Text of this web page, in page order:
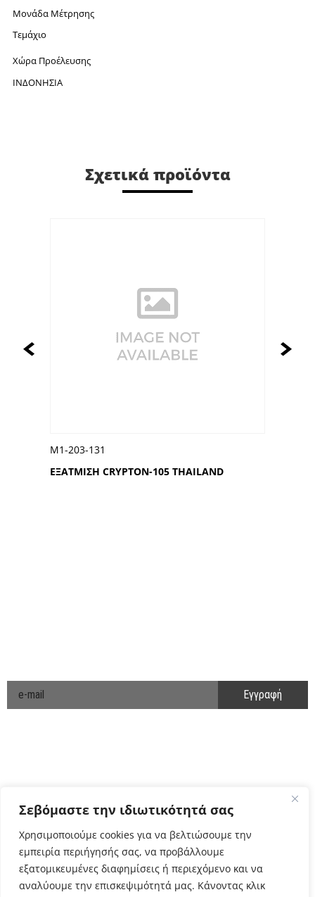
Σεβόμαστε την ιδιωτικότητά σας
Χρησιμοποιούμε cookies για να βελτιώσουμε την
εμπειρία περιήγησής σας, να προβάλλουμε
εξατομικευμένες διαφημίσεις ή περιεχόμενο και να
αναλύουμε την επισκεψιμότητά μας. Κάνοντας κλικ
Μονάδα Μέτρησης
Τεμάχιο
Χώρα Προέλευσης
ΙΝΔΟΝΗΣΙΑ
Σχετικά προϊόντα
ΕΞΑΤΜΙΣΗ CRYPTON-105 THAILAND
Μ1-203-131